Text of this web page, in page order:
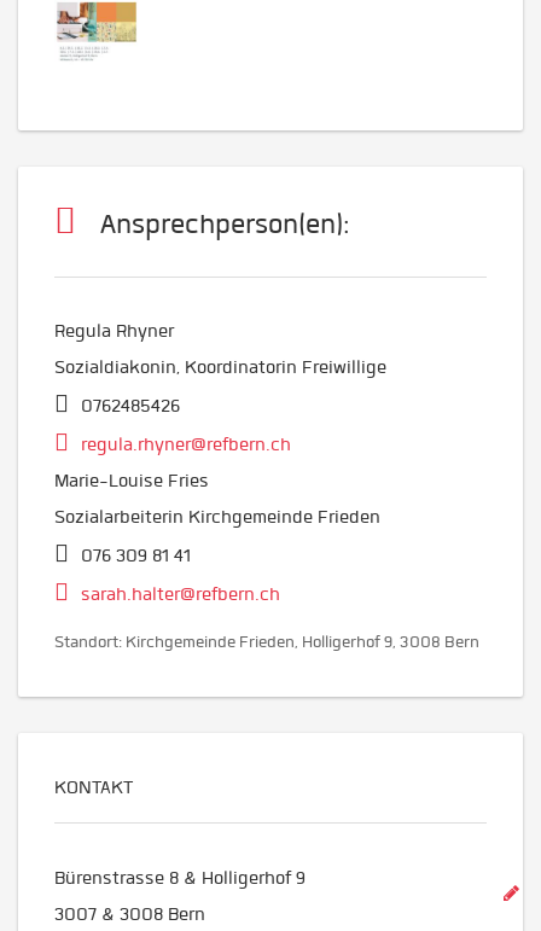
Ansprechperson(en):
Regula Rhyner
Sozialdiakonin, Koordinatorin Freiwillige
0762485426
regula.rhyner@refbern.ch
Marie-Louise Fries
Sozialarbeiterin Kirchgemeinde Frieden
076 309 81 41
sarah.halter@refbern.ch
Standort: Kirchgemeinde Frieden, Holligerhof 9, 3008 Bern
KONTAKT
Bürenstrasse 8 & Holligerhof 9
3007 & 3008 Bern